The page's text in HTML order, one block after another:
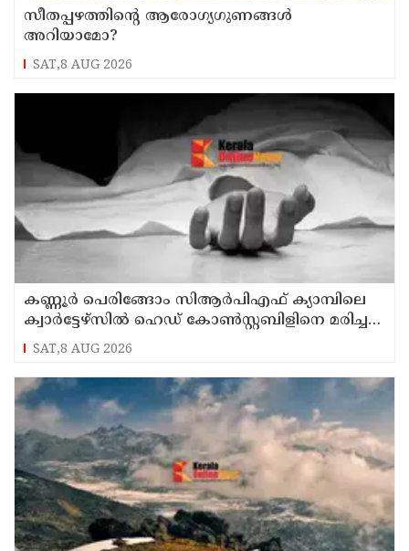
സീതപ്പഴത്തിന്റെ ആരോഗ്യഗുണങ്ങൾ
അറിയാമോ?
SAT,8 AUG 2026
കണ്ണൂര്‍ പെരിങ്ങോം സിആര്‍പിഎഫ് ക്യാമ്പിലെ
ക്വാര്‍ട്ടേഴ്സില്‍ ഹെഡ് കോണ്‍സ്റ്റബിളിനെ മരിച്ച
നിലയില്‍ കണ്ടെത്തി
SAT,8 AUG 2026